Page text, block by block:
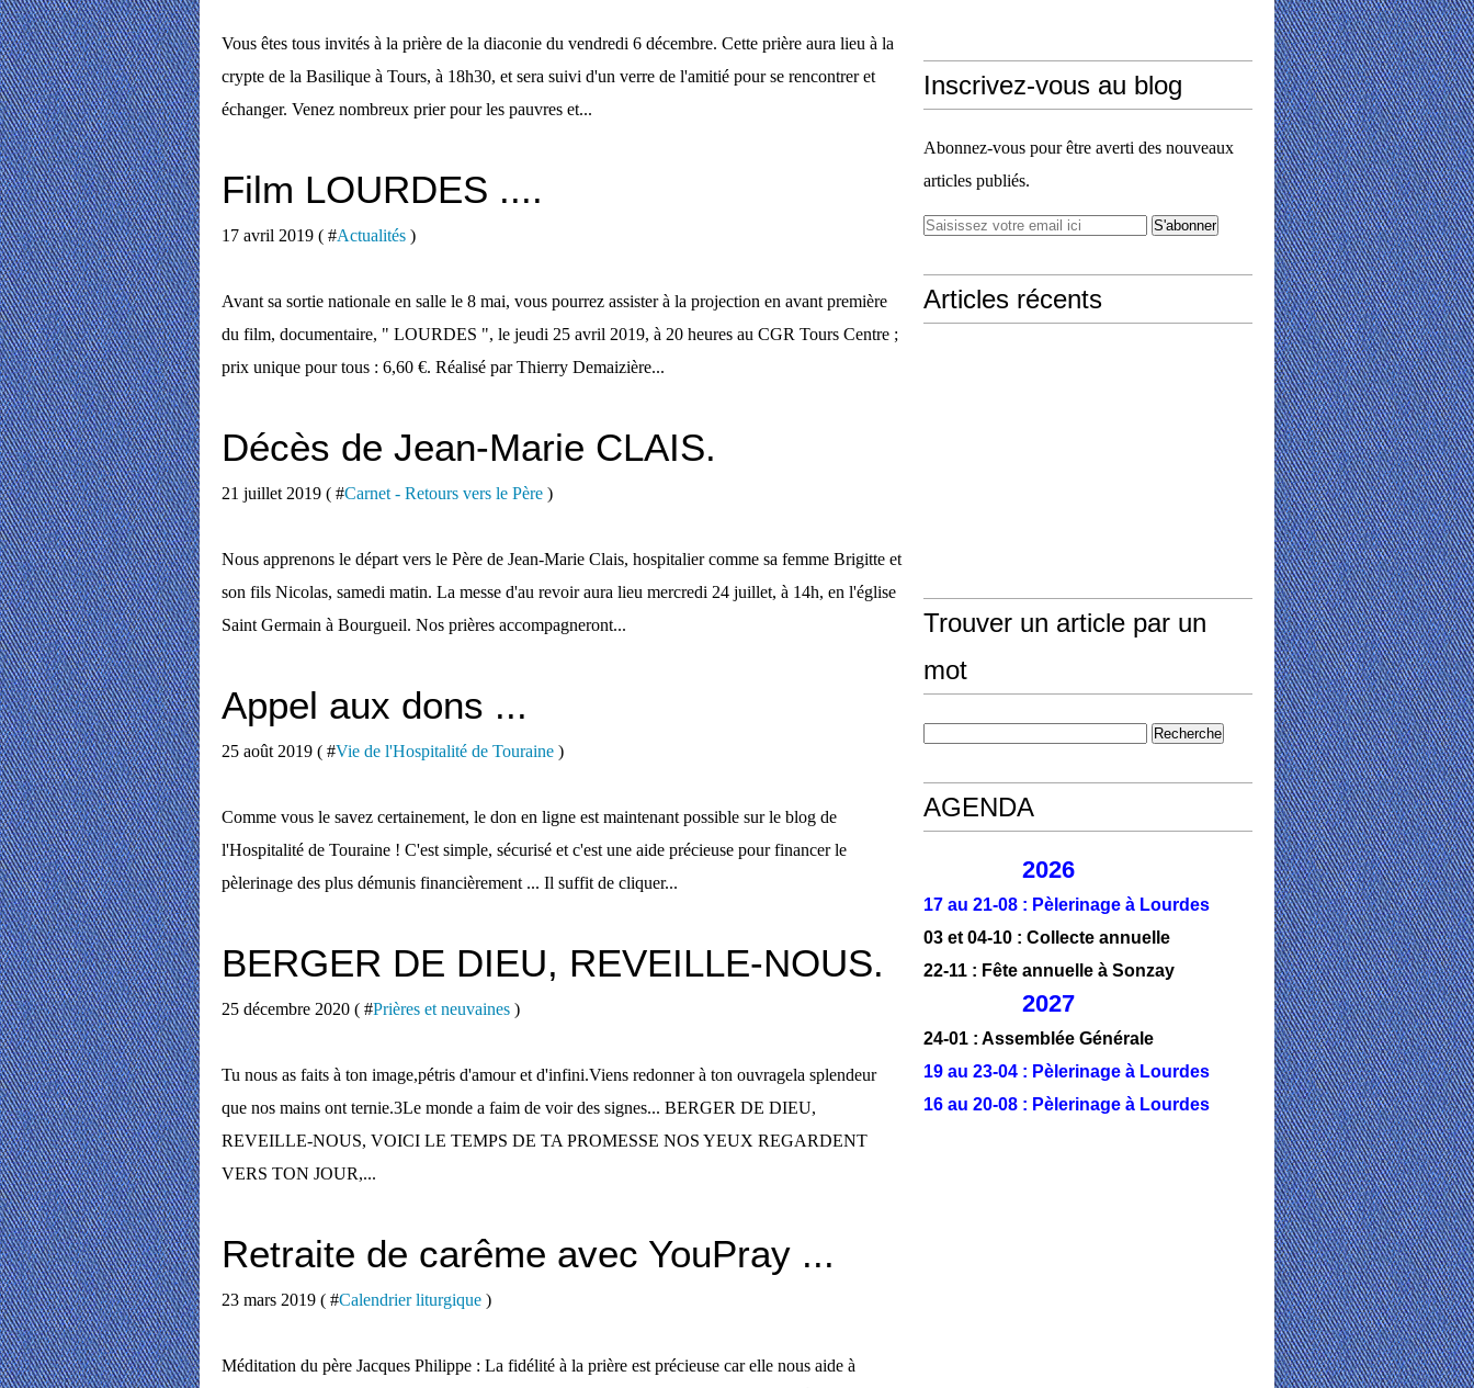
Vous êtes tous invités à la prière de la diaconie du vendredi 6 décembre. Cette prière aura lieu à la
crypte de la Basilique à Tours, à 18h30, et sera suivi d'un verre de l'amitié pour se rencontrer et
échanger. Venez nombreux prier pour les pauvres et...
Film LOURDES ....
17 avril 2019 ( #Actualités )
Avant sa sortie nationale en salle le 8 mai, vous pourrez assister à la projection en avant première
du film, documentaire, " LOURDES ", le jeudi 25 avril 2019, à 20 heures au CGR Tours Centre ;
prix unique pour tous : 6,60 €. Réalisé par Thierry Demaizière...
Décès de Jean-Marie CLAIS.
21 juillet 2019 ( #Carnet - Retours vers le Père )
Nous apprenons le départ vers le Père de Jean-Marie Clais, hospitalier comme sa femme Brigitte et
son fils Nicolas, samedi matin. La messe d'au revoir aura lieu mercredi 24 juillet, à 14h, en l'église
Saint Germain à Bourgueil. Nos prières accompagneront...
Appel aux dons ...
25 août 2019 ( #Vie de l'Hospitalité de Touraine )
Comme vous le savez certainement, le don en ligne est maintenant possible sur le blog de
l'Hospitalité de Touraine ! C'est simple, sécurisé et c'est une aide précieuse pour financer le
pèlerinage des plus démunis financièrement ... Il suffit de cliquer...
BERGER DE DIEU, REVEILLE-NOUS.
25 décembre 2020 ( #Prières et neuvaines )
Tu nous as faits à ton image,pétris d'amour et d'infini.Viens redonner à ton ouvragela splendeur
que nos mains ont ternie.3Le monde a faim de voir des signes... BERGER DE DIEU,
REVEILLE-NOUS, VOICI LE TEMPS DE TA PROMESSE NOS YEUX REGARDENT
VERS TON JOUR,...
Retraite de carême avec YouPray ...
23 mars 2019 ( #Calendrier liturgique )
Méditation du père Jacques Philippe : La fidélité à la prière est précieuse car elle nous aide à
Inscrivez-vous au blog
Abonnez-vous pour être averti des nouveaux
articles publiés.
Articles récents
Trouver un article par un
mot
AGENDA
2026
17 au 21-08 : Pèlerinage à Lourdes
03 et 04-10 : Collecte annuelle
22-11 : Fête annuelle à Sonzay
2027
24-01 : Assemblée Générale
19 au 23-04 : Pèlerinage à Lourdes
16 au 20-08 : Pèlerinage à Lourdes